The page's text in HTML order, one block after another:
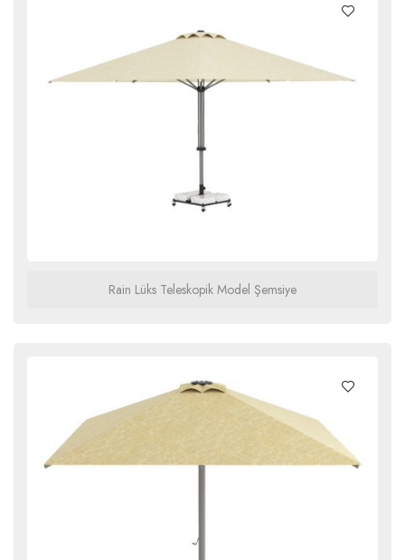
Rain Lüks Teleskopik Model Şemsiye